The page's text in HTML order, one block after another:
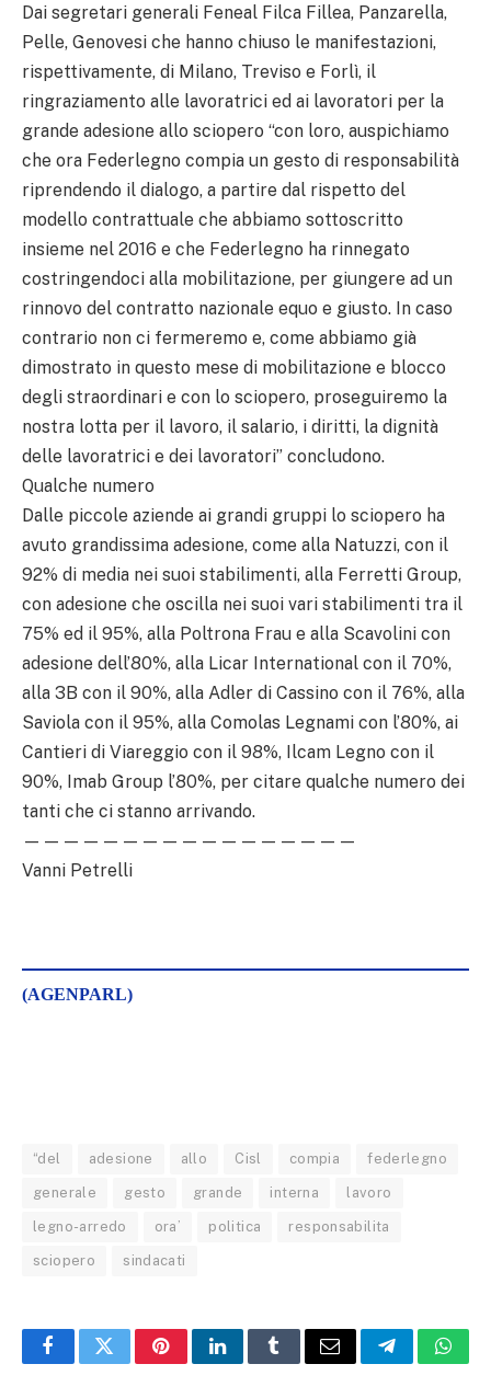
Dai segretari generali Feneal Filca Fillea, Panzarella,
Pelle, Genovesi che hanno chiuso le manifestazioni,
rispettivamente, di Milano, Treviso e Forlì, il
ringraziamento alle lavoratrici ed ai lavoratori per la
grande adesione allo sciopero “con loro, auspichiamo
che ora Federlegno compia un gesto di responsabilità
riprendendo il dialogo, a partire dal rispetto del
modello contrattuale che abbiamo sottoscritto
insieme nel 2016 e che Federlegno ha rinnegato
costringendoci alla mobilitazione, per giungere ad un
rinnovo del contratto nazionale equo e giusto. In caso
contrario non ci fermeremo e, come abbiamo già
dimostrato in questo mese di mobilitazione e blocco
degli straordinari e con lo sciopero, proseguiremo la
nostra lotta per il lavoro, il salario, i diritti, la dignità
delle lavoratrici e dei lavoratori” concludono.
Qualche numero
Dalle piccole aziende ai grandi gruppi lo sciopero ha
avuto grandissima adesione, come alla Natuzzi, con il
92% di media nei suoi stabilimenti, alla Ferretti Group,
con adesione che oscilla nei suoi vari stabilimenti tra il
75% ed il 95%, alla Poltrona Frau e alla Scavolini con
adesione dell’80%, alla Licar International con il 70%,
alla 3B con il 90%, alla Adler di Cassino con il 76%, alla
Saviola con il 95%, alla Comolas Legnami con l’80%, ai
Cantieri di Viareggio con il 98%, Ilcam Legno con il
90%, Imab Group l’80%, per citare qualche numero dei
tanti che ci stanno arrivando.
—————————————————
Vanni Petrelli
(AGENPARL)
“del adesione allo Cisl compia federlegno
generale gesto grande interna lavoro
legno-arredo ora’ politica responsabilita
sciopero sindacati
FacebookTwitterPinterestLinkedInTumblrEmail Telegram